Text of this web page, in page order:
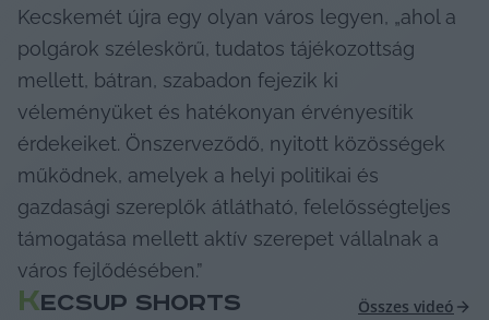
Kecskemét újra egy olyan város legyen, „ahol a
polgárok széleskörű, tudatos tájékozottság
mellett, bátran, szabadon fejezik ki
véleményüket és hatékonyan érvényesítik
érdekeiket. Önszerveződő, nyitott közösségek
működnek, amelyek a helyi politikai és
gazdasági szereplők átlátható, felelősségteljes
támogatása mellett aktív szerepet vállalnak a
város fejlődésében.”
KECSUP SHORTS Összes videó